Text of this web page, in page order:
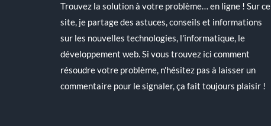
Trouvez la solution à votre problème… en ligne ! Sur ce
site, je partage des astuces, conseils et informations
sur les nouvelles technologies, l'informatique, le
développement web. Si vous trouvez ici comment
résoudre votre problème, n'hésitez pas à laisser un
commentaire pour le signaler, ça fait toujours plaisir !